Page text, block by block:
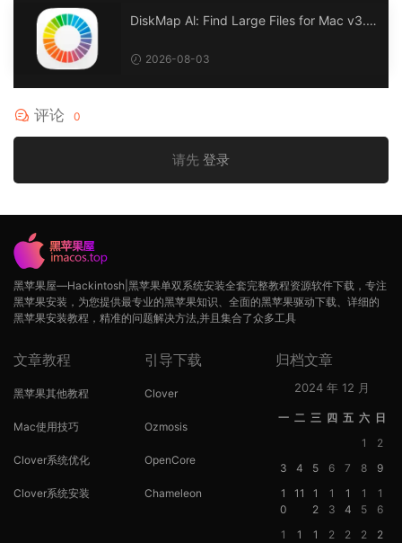
DiskMap Al: Find Large Files for Mac v3.1
2026-08-03
评论 0
请先 登录
黑苹果屋—Hackintosh|黑苹果单双系统安装全套完整教程资源软件下载，专注
黑苹果安装，为您提供最专业的黑苹果知识、全面的黑苹果驱动下载、详细的
黑苹果安装教程，精准的问题解决方法,并且集合了众多工具
文章教程
黑苹果其他教程
Mac使用技巧
Clover系统优化
Clover系统安装
引导下载
Clover
Ozmosis
OpenCore
Chameleon
归档文章
2024 年 12 月
一 二 三 四 五 六 日
1
2
3
4 5 6 7 8
9
1
0
11
1
2
1
3
1
4
1
5
1
6
1
1
1
2
2
2
2